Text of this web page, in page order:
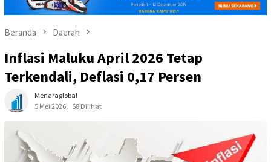
Beranda Daerah
Inflasi Maluku April 2026 Tetap
Terkendali, Deflasi 0,17 Persen
Menaraglobal
5 Mei 2026
58 Dilihat